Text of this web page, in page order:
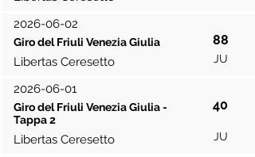
2026-06-02
Giro del Friuli Venezia Giulia 88
Libertas Ceresetto JU
2026-06-01
Giro del Friuli Venezia Giulia -
Tappa 2
40
Libertas Ceresetto JU